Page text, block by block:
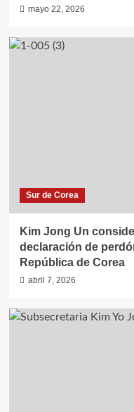
mayo 22, 2026
Sur de Corea
Kim Jong Un
declaración de
República de Corea
abril 7, 2026